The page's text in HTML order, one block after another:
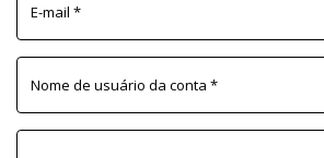
E-mail *
Nome de usuário da conta *